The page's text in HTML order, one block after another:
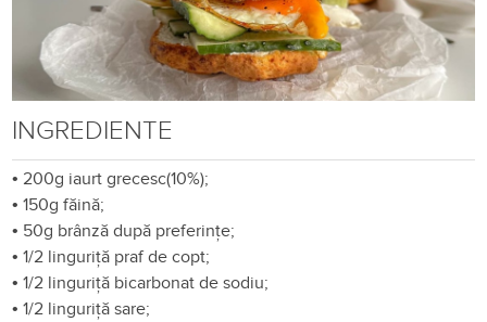
INGREDIENTE
• 200g iaurt grecesc(10%);
•150g făină;
• 50g brânză după preferințe;
•1/2 linguriță praf de copt;
•1/2 linguriță bicarbonat de sodiu;
•1/2 linguriță sare;